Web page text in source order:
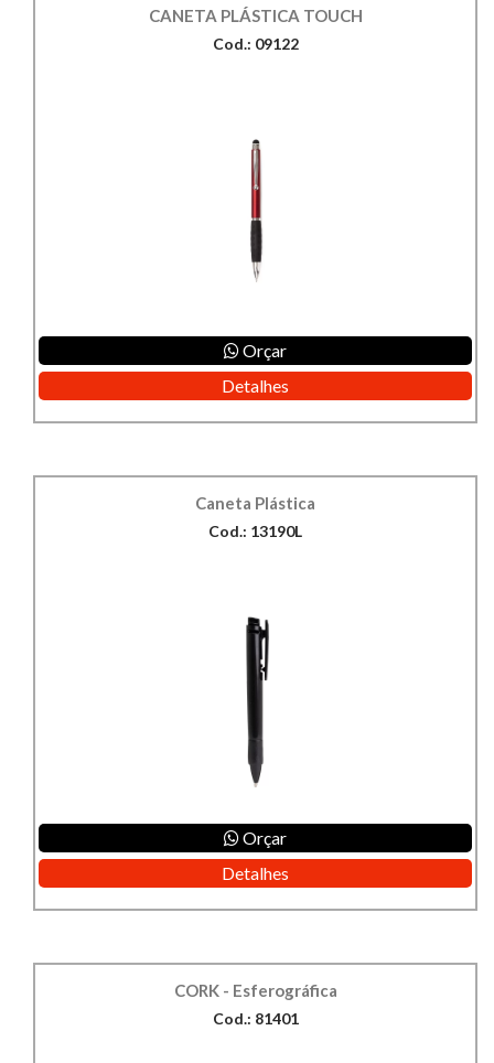
CANETA PLÁSTICA TOUCH
Cod.: 09122
Orçar
Detalhes
Caneta Plástica
Cod.: 13190L
Orçar
Detalhes
CORK - Esferográfica
Cod.: 81401